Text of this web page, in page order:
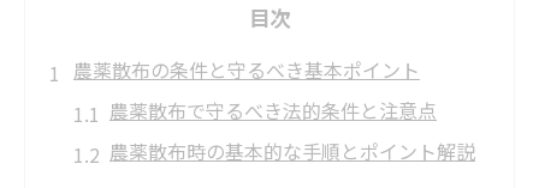
目次
農薬散布の条件と守るべき基本ポイント
農薬散布で守るべき法的条件と注意点
農薬散布時の基本的な手順とポイント解説